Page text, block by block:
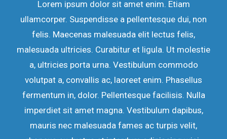
Lorem ipsum dolor sit amet enim. Etiam
ullamcorper. Suspendisse a pellentesque dui, non
felis. Maecenas malesuada elit lectus felis,
malesuada ultricies. Curabitur et ligula. Ut molestie
a, ultricies porta urna. Vestibulum commodo
volutpat a, convallis ac, laoreet enim. Phasellus
fermentum in, dolor. Pellentesque facilisis. Nulla
imperdiet sit amet magna. Vestibulum dapibus,
mauris nec malesuada fames ac turpis velit,